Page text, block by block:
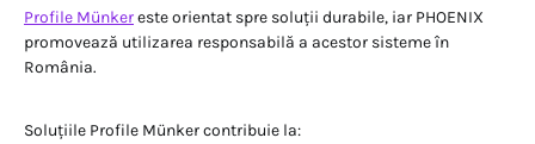
Profile Münkereste orientat spre soluții durabile, iar PHOENIX
promovează utilizarea responsabilă a acestor sisteme în
România.
Soluțiile Profile Münker contribuie la: